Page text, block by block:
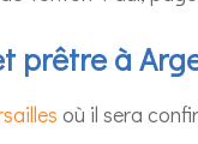
prêtre à
où il sera